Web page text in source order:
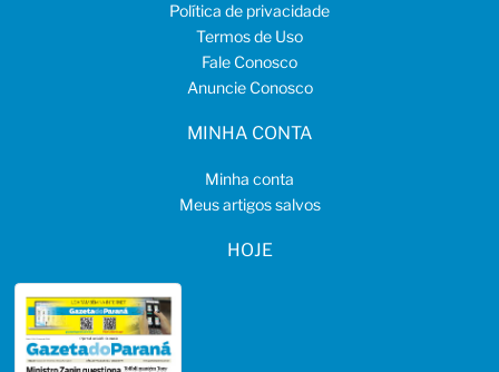
Política de privacidade
Termos de Uso
Fale Conosco
Anuncie Conosco
MINHA CONTA
Minha conta
Meus artigos salvos
HOJE